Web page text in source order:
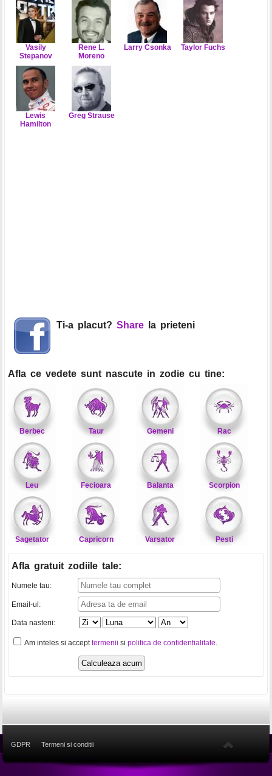
Vasily
Stepanov
Rene L.
Moreno
Larry Csonka Taylor Fuchs
Lewis
Hamilton
Greg Strause
Ti-a placut? Share la prieteni
Afla ce vedete sunt nascute in zodie cu tine:
Berbec Taur Gemeni Rac
Leu Fecioara Balanta Scorpion
Sagetator Capricorn Varsator Pesti
Afla gratuit zodiile tale:
Numele tau:
Email-ul:
Data nasterii:
Am inteles si accepttermenii si politica de confidentialitate.
GDPR Termeni si conditii